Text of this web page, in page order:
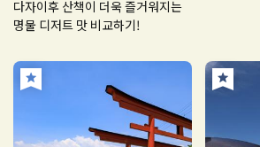
다자이후 산책이 더욱 즐거워지는
명물 디저트 맛 비교하기!